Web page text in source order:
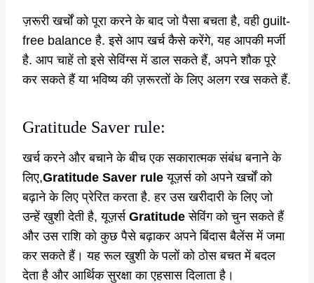
ज़रूरी खर्चों को पूरा करने के बाद जो पैसा बचता है, वही guilt-
free balance है. इसे आप खर्च कैसे करेंगे, यह आपकी मर्जी
है. आप चाहें तो इसे सेविंग्स में डाल सकते हैं, अपने शौक पूरे
कर सकते हैं या भविष्य की ज़रूरतों के लिए अलग रख सकते हैं.
Gratitude Saver rule:
खर्च करने और बचाने के बीच एक सकारात्मक संबंध बनाने के
लिए,Gratitude Saver rule यूज़र्स को अपने खर्चों को
बढ़ाने के लिए प्रेरित करता है. हर उस खरीदारी के लिए जो
उन्हें खुशी देती है, यूज़र्स Gratitudeसेविंग को चुन सकते हैं
और उस राशि को कुछ पैसे बढ़ाकर अपने बिंदास बैलेंस में जमा
कर सकते हैं। यह रूल खुशी के पलों को ठोस बचत में बदल
देता है और आर्थिक सुरक्षा का एहसास दिलाता है।